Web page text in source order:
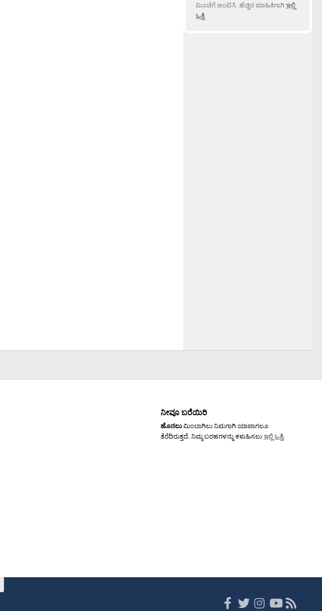
ಮಿಂಚೆಗೆ ಅಂಟಿಸಿ. ಹೆಚ್ಚಿನ ಮಾಹಿತಿಗಾಗಿಇಲ್ಲಿ
ಒತ್ತಿ.
ನೀವೂ ಬರೆಯಿರಿ
ಹೊನಲುಮಿಂಬಾಗಿಲು ನಿಮಗಾಗಿ ಯಾವಾಗಲೂ
ತೆರೆದಿರುತ್ತದೆ. ನಿಮ್ಮ ಬರಹಗಳನ್ನು ಕಳುಹಿಸಲುಇಲ್ಲಿ ಒತ್ತಿ.